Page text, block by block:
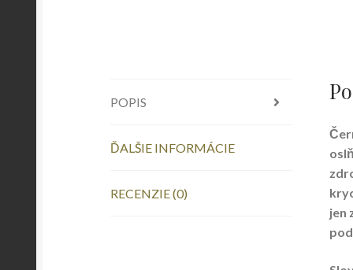
POPIS
ĎALŠIE INFORMÁCIE
RECENZIE (0)
jen